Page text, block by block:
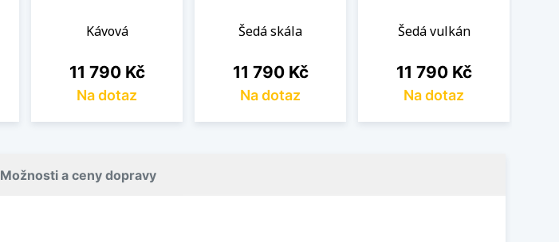
Kávová
Cena
11 790 Kč
Na dotaz
Šedá skála
Cena
11 790 Kč
Na dotaz
Šedá vulkán
Cena
11 790 Kč
Na dotaz
Možnosti a ceny dopravy